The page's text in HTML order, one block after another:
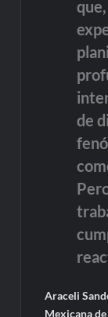
de
Araceli
Mexicana